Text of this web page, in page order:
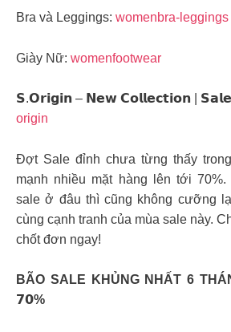
Bra và Leggings: womenbra-leggings
Giày Nữ: womenfootwear
𝗦.𝗢𝗿𝗶𝗴𝗶𝗻 – 𝗡𝗲𝘄 𝗖𝗼𝗹𝗹𝗲𝗰𝘁𝗶𝗼𝗻 |
origin
Đợt Sale đỉnh chưa từng thấy
mạnh nhiều mặt hàng lên tới
sale ở đâu thì cũng không cưỡng
cùng cạnh tranh của mùa sale này.
chốt đơn ngay!
BÃO SALE KHỦNG NHẤT 6
𝟳𝟬%